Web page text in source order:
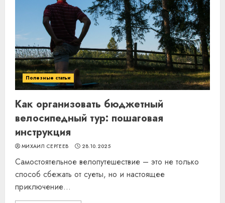
Полезные статьи
Как организовать бюджетный
велосипедный тур: пошаговая
инструкция
МИХАИЛ СЕРГЕЕВ 28.10.2025
Самостоятельное велопутешествие – это не только
способ сбежать от суеты, но и настоящее
приключение...